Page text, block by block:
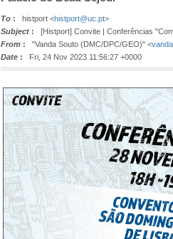
To : histport <histport@uc.pt>
Subject : [Histport] Convite | Conferências
From : "Vanda Souto (DMC/DPC/GEO)" <
Date : Fri, 24 Nov 2023 11:56:27 +0000